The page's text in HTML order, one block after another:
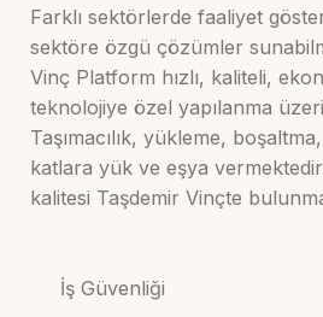
Farklı sektörlerde faaliyet
sektöre özgü çözümler
Vinç Platform hızlı, kaliteli,
teknolojiye özel yapılanma
Taşımacılık, yükleme,
katlara yük ve eşya
kalitesi Taşdemir Vinçte
İş Güvenliği